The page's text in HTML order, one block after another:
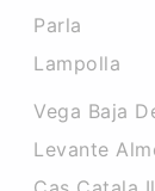
Parla
Lampolla
Vega Baja
Levante